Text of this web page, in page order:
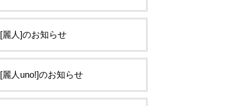
[麗人]のお知らせ
[麗人uno!]のお知らせ